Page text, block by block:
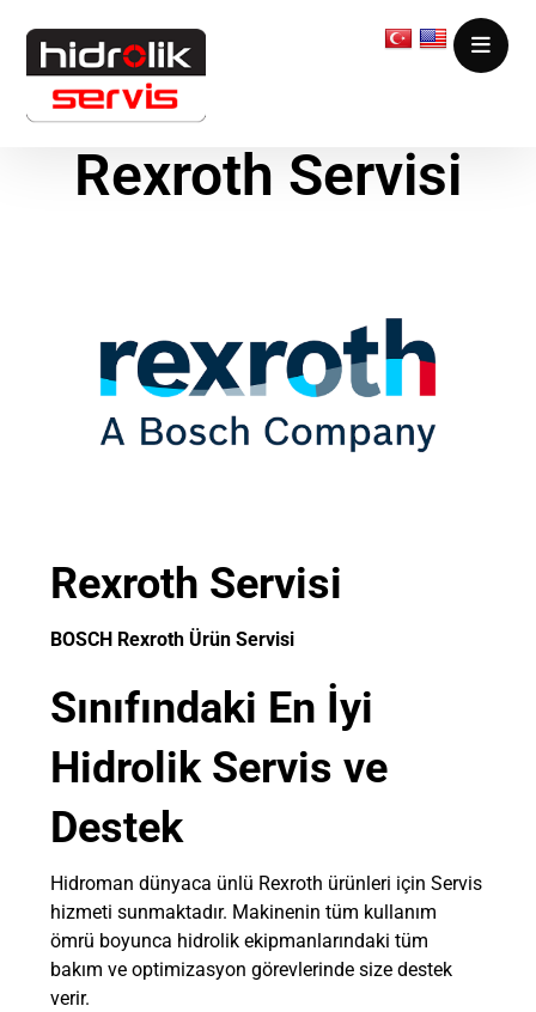
Rexroth Servisi
Rexroth Servisi
BOSCH Rexroth Ürün Servisi
Sınıfındaki En İyi
Hidrolik Servis ve
Destek
Hidroman dünyaca ünlü Rexroth ürünleri için Servis
hizmeti sunmaktadır. Makinenin tüm kullanım
ömrü boyunca hidrolik ekipmanlarındaki tüm
bakım ve optimizasyon görevlerinde size destek
verir.